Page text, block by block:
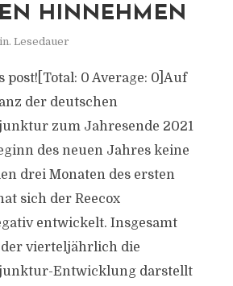
HINNEHMEN
Lesedauer
post![Total: 0 Average: 0]Auf
der deutschen
zum Jahresende 2021
des neuen Jahres keine
drei Monaten des ersten
sich der Reecox
entwickelt. Insgesamt
vierteljährlich die
Entwicklung darstellt